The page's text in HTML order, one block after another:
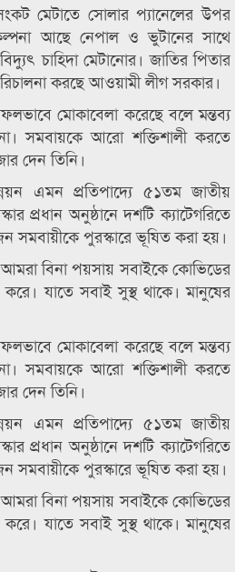
সংকট মেটাতে সোলার প্যানেলের উপর
আছে নেপাল ও ভুটানের সাথে
চাহিদা মেটানোর। জাতির পিতার
করছে আওয়ামী লীগ সরকার।
মোকাবেলা করেছে বলে মন্তব্য
সমবায়কে আরো শক্তিশালী করতে
দেন তিনি।
এমন প্রতিপাদ্যে ৫১তম জাতীয়
প্রধান অনুষ্ঠানে দশটি ক্যাটেগরিতে
পুরস্কারে ভূষিত করা হয়।
বিনা পয়সায় সবাইকে কোভিডের
করে। যাতে সবাই সুস্থ থাকে। মানুষের
মোকাবেলা করেছে বলে মন্তব্য
সমবায়কে আরো শক্তিশালী করতে
দেন তিনি।
এমন প্রতিপাদ্যে ৫১তম জাতীয়
প্রধান অনুষ্ঠানে দশটি ক্যাটেগরিতে
পুরস্কারে ভূষিত করা হয়।
বিনা পয়সায় সবাইকে কোভিডের
করে। যাতে সবাই সুস্থ থাকে। মানুষের